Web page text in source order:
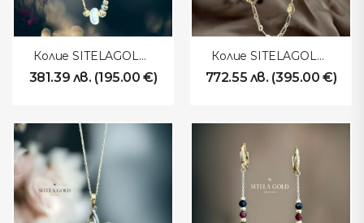
Колие SITELAGOLD 260115
381.39 лв. (195.00€)
Колие SITELAGOLD 260113
772.55 лв. (395.00€)